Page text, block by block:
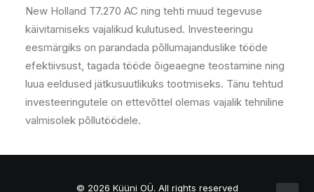
New Holland T7.270 AC ning tehti muud tegevuse
käivitamiseks vajalikud kulutused. Investeeringu
eesmärgiks on parandada põllumajanduslike tööde
efektiivsust, tagada tööde õigeaegne teostamine ning
luua eeldused jätkusuutlikuks tootmiseks. Tänu tehtud
investeeringutele on ettevõttel olemas vajalik tehniline
valmisolek põllutöödele.
© 2026 Küüni OÜ. All rights reserved